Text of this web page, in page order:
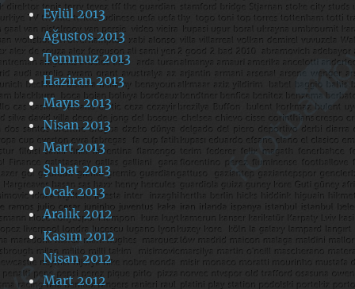
Eylül 2013
Ağustos 2013
Temmuz 2013
Haziran 2013
Mayıs 2013
Nisan 2013
Mart 2013
Şubat 2013
Ocak 2013
Aralık 2012
Kasım 2012
Nisan 2012
Mart 2012